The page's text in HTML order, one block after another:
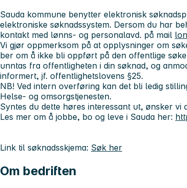
Sauda kommune benytter elektronisk
elektroniske søknadssystem. Dersom du har
kontakt med lønns- og personalavd. på mail
Vi gjør oppmerksom på at opplysninger om
ber om å ikke bli oppført på den offentlige
unntas fra offentligheten i din søknad, og
informert, jf. offentlighetslovens §25.
NB! Ved intern overføring kan det bli ledig
Helse- og omsorgstjenesten.
Syntes du dette høres interessant ut, ønsker vi
Les mer om å jobbe, bo og leve i Sauda her:
Link til søknadsskjema: Søk her
Om bedriften